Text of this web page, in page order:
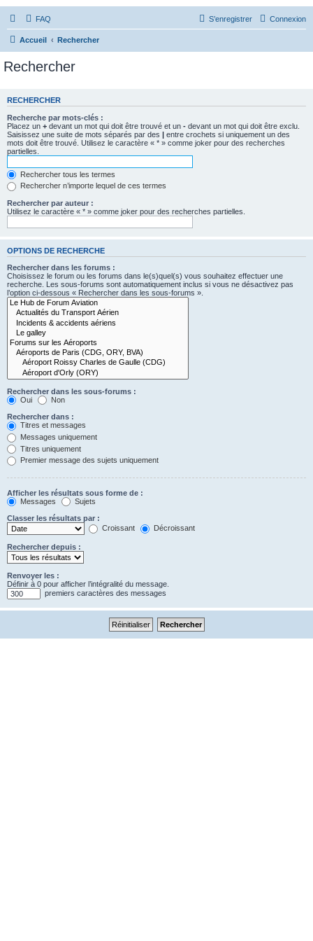
FAQ Connexion
S’enregistrer
Accueil Rechercher
Rechercher
RECHERCHER
Recherche par mots-clés :
Placez un + devant un mot qui doit être trouvé et un - devant un mot qui doit être exclu.
Saisissez une suite de mots séparés par des | entre crochets si uniquement un des
mots doit être trouvé. Utilisez le caractère « * » comme joker pour des recherches
partielles.
Rechercher tous les termes
Rechercher n’importe lequel de ces termes
Rechercher par auteur :
Utilisez le caractère « * » comme joker pour des recherches partielles.
OPTIONS DE RECHERCHE
Rechercher dans les forums :
Choisissez le forum ou les forums dans le(s)quel(s) vous souhaitez effectuer une
recherche. Les sous-forums sont automatiquement inclus si vous ne désactivez pas
l’option ci-dessous « Rechercher dans les sous-forums ».
Rechercher dans les sous-forums :
Oui
Non
Rechercher dans :
Titres et messages
Messages uniquement
Titres uniquement
Premier message des sujets uniquement
Afficher les résultats sous forme de :
Messages
Sujets
Classer les résultats par :
Croissant
Décroissant
Rechercher depuis :
Renvoyer les :
Définir à 0 pour afficher l’intégralité du message.
premiers caractères des messages